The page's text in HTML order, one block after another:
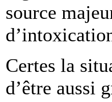
source
Certes la
d’être aussi